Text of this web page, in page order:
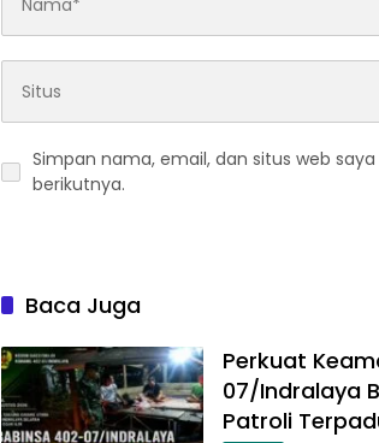
Simpan nama, email, dan situs web
berikutnya.
Baca Juga
Perkuat
07/Indralaya
Patroli